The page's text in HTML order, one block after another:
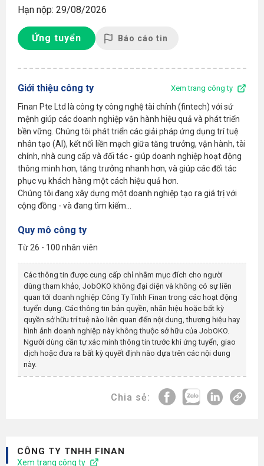
Hạn nộp: 29/08/2026
Ứng tuyển Báo cáo tin
Giới thiệu công ty Xem trang công ty
Finan Pte Ltd là công ty công nghệ tài chính (fintech) với sứ
mệnh giúp các doanh nghiệp vận hành hiệu quả và phát triển
bền vững. Chúng tôi phát triển các giải pháp ứng dụng trí tuệ
nhân tạo (AI), kết nối liền mạch giữa tăng trưởng, vận hành, tài
chính, nhà cung cấp và đối tác - giúp doanh nghiệp hoạt động
thông minh hơn, tăng trưởng nhanh hơn, và giúp các đối tác
phục vụ khách hàng một cách hiệu quả hơn.
Chúng tôi đang xây dựng một doanh nghiệp tạo ra giá trị với
cộng đồng - và đang tìm kiếm...
Quy mô công ty
Từ 26 - 100 nhân viên
Các thông tin được cung cấp chỉ nhằm mục đích cho người
dùng tham khảo, JobOKO không đại diện và không có sự liên
quan tới doanh nghiệp Công Ty Tnhh Finan trong các hoạt động
tuyển dụng. Các thông tin bản quyền, nhãn hiệu hoặc bất kỳ
quyền sở hữu trí tuệ nào liên quan đến nội dung, thương hiệu hay
hình ảnh doanh nghiệp này không thuộc sở hữu của JobOKO.
Người dùng cần tự xác minh thông tin trước khi ứng tuyển, giao
dịch hoặc đưa ra bất kỳ quyết định nào dựa trên các nội dung
này.
Chia sẻ:
CÔNG TY TNHH FINAN
Xem trang công ty